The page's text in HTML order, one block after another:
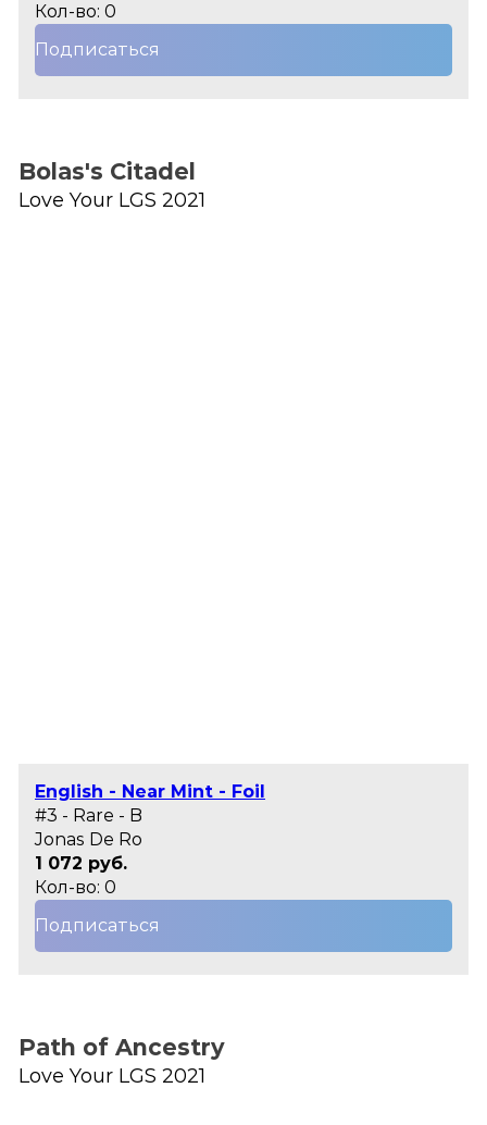
Кол-во: 0
Подписаться
Bolas's Citadel
Love Your LGS 2021
English - Near Mint - Foil
#3 - Rare - B
Jonas De Ro
1 072 руб.
Кол-во: 0
Подписаться
Path of Ancestry
Love Your LGS 2021